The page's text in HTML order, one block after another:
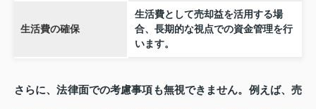
生活費の確保
生活費として売却益を活用する場
合、長期的な視点での資金管理を行
います。
さらに、法律面での考慮事項も無視できません。例えば、売